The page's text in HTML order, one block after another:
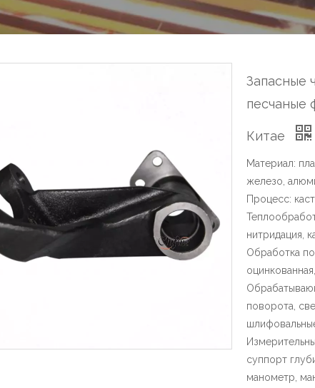
Запасные
песчаные
Китае
Материал:
железо,
Процесс:
нитридация,
Обработка
поворота,
суппорт
манометр,